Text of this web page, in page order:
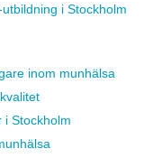
i Stockholm
inom munhälsa
i Stockholm